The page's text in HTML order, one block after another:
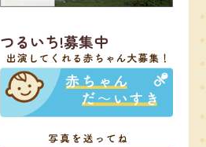
つるいち!募集中